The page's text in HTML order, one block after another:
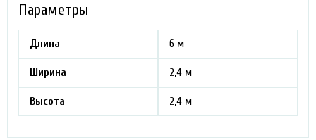
Параметры
Длина 6 м
Ширина 2,4 м
Высота 2,4 м